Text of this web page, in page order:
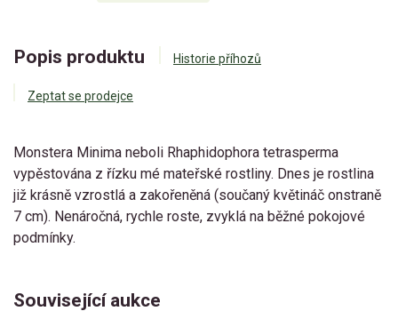
Popis produktu Historie příhozů
Zeptat se prodejce
Monstera Minima neboli Rhaphidophora tetrasperma
vypěstována z řízku mé mateřské rostliny. Dnes je rostlina
již krásně vzrostlá a zakořeněná (součaný květináč onstraně
7 cm). Nenáročná, rychle roste, zvyklá na běžné pokojové
podmínky.
Související aukce